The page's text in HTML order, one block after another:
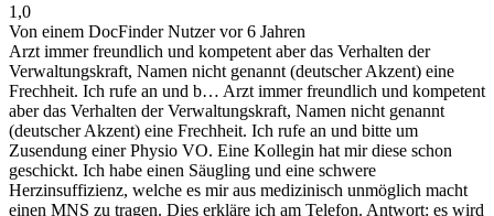
1,0
Von einem DocFinder Nutzervor 6 Jahren
Arzt immer freundlich und kompetent aber das Verhalten der
Verwaltungskraft, Namen nicht genannt (deutscher Akzent) eine
Frechheit. Ich rufe an und b… Arzt immer freundlich und kompetent
aber das Verhalten der Verwaltungskraft, Namen nicht genannt
(deutscher Akzent) eine Frechheit. Ich rufe an und bitte um
Zusendung einer Physio VO. Eine Kollegin hat mir diese schon
geschickt. Ich habe einen Säugling und eine schwere
Herzinsuffizienz, welche es mir aus medizinisch unmöglich macht
einen MNS zu tragen. Dies erkläre ich am Telefon. Antwort: es wird